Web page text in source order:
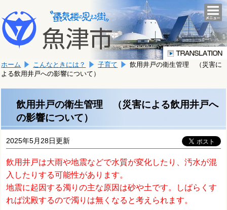
文
へ
移
ま
す。
こ
か
文
で
す。
ホーム こんなときには？ 子育て
飲用井戸の衛生管理 （災害に
よる飲用井戸への影響について）
飲用井戸の衛生管理 （災害による飲用井戸へ
の影響について）
2025年5月28日更新
飲用井戸は大雨や地震などで水質が変化したり、汚水が混
入したりする可能性があります。
地震に起因する濁りの主な原因は砂や土です。しばらくす
れば沈殿するので濁りは無くなると考えられます。